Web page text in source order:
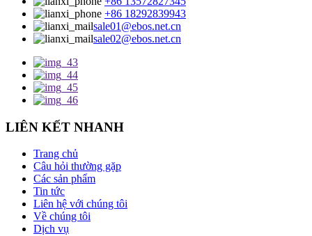
+86 18292839943
sale01@ebos.net.cn
sale02@ebos.net.cn
LIÊN KẾT NHANH
Trang chủ
Câu hỏi thường gặp
Các sản phẩm
Tin tức
Liên hệ với chúng tôi
Về chúng tôi
Dịch vụ